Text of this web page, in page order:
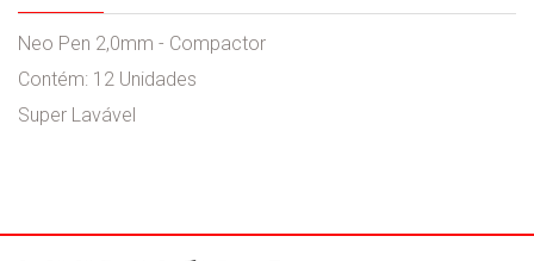
Neo Pen 2,0mm - Compactor
Contém: 12 Unidades
Super Lavável